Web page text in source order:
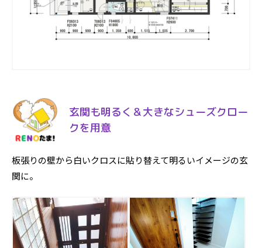
玄関も明るく＆大きなシューズクロー
クを用意
板張りの壁から白いクロスに貼り替えて明るいイメージの玄
関に。